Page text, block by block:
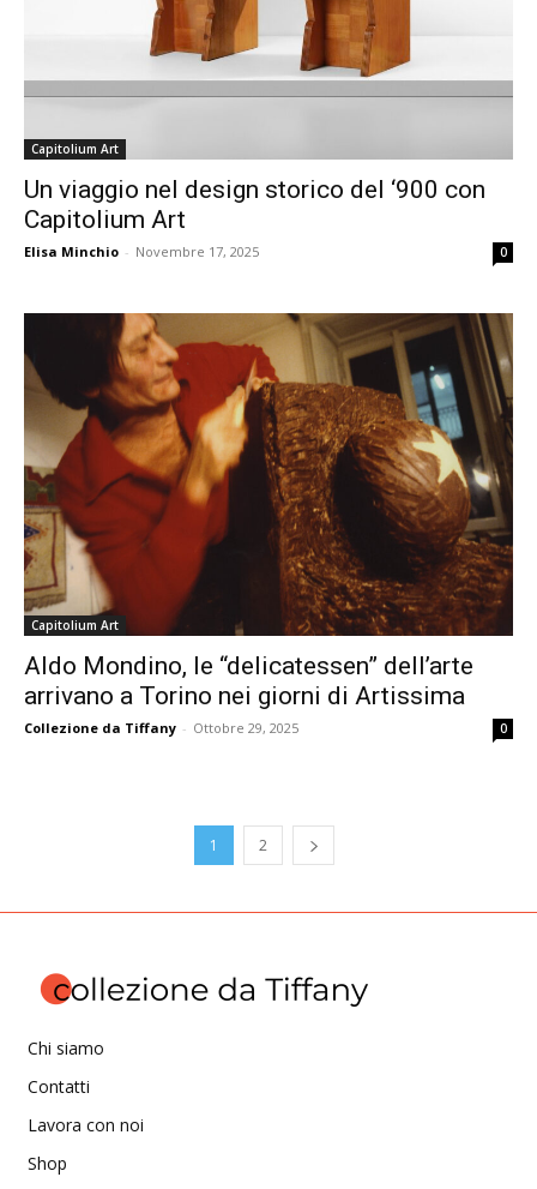
Capitolium Art
Un viaggio nel design storico del ‘900 con
Capitolium Art
Elisa Minchio - Novembre 17, 2025 0
Capitolium Art
Aldo Mondino, le “delicatessen” dell’arte
arrivano a Torino nei giorni di Artissima
Collezione da Tiffany - Ottobre 29, 2025 0
1 2
Chi siamo
Contatti
Lavora con noi
Shop